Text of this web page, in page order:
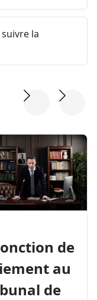
la
de
au
de